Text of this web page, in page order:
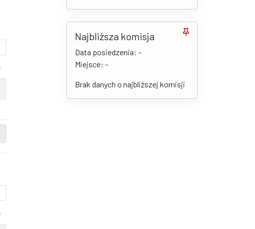
Najbliższa komisja
Data posiedzenia: -
Miejsce: -
Brak danych o najbliższej komisji